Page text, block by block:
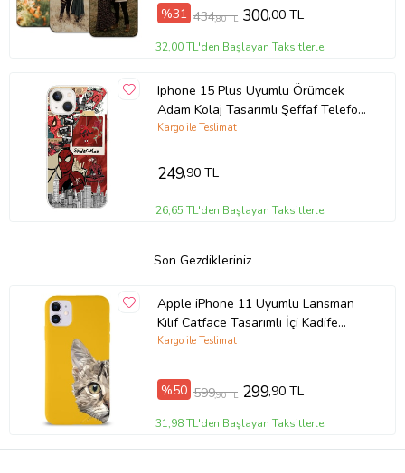
%31 434,80 TL 300,00 TL
32,00 TL'den Başlayan Taksitlerle
Iphone 15 Plus Uyumlu Örümcek
Adam Kolaj Tasarımlı Şeffaf Telefon
Kılıfı
Kargo ile Teslimat
249,90 TL
26,65 TL'den Başlayan Taksitlerle
Son Gezdikleriniz
Apple iPhone 11 Uyumlu Lansman
Kılıf Catface Tasarımlı İçi Kadife
Kapak-Sarı (Şeffaf)
Kargo ile Teslimat
%50 599,90 TL 299,90 TL
31,98 TL'den Başlayan Taksitlerle